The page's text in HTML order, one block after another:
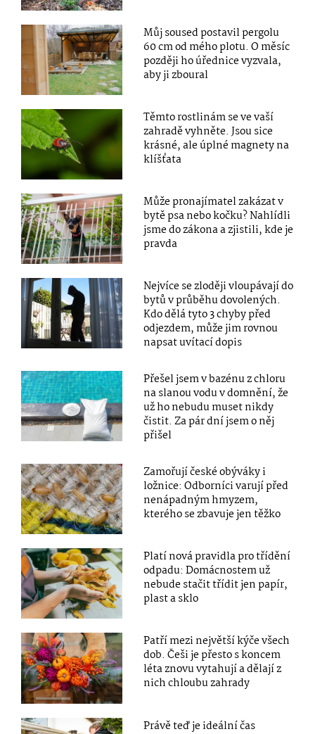
Můj soused postavil pergolu
60 cm od mého plotu. O měsíc
později ho úřednice vyzvala,
aby ji zboural
Těmto rostlinám se ve vaší
zahradě vyhněte. Jsou sice
krásné, ale úplné magnety na
klíšťata
Může pronajímatel zakázat v
bytě psa nebo kočku? Nahlídli
jsme do zákona a zjistili, kde je
pravda
Nejvíce se zloději vloupávají do
bytů v průběhu dovolených.
Kdo dělá tyto 3 chyby před
odjezdem, může jim rovnou
napsat uvítací dopis
Přešel jsem v bazénu z chloru
na slanou vodu v domnění, že
už ho nebudu muset nikdy
čistit. Za pár dní jsem o něj
přišel
Zamořují české obýváky i
ložnice: Odborníci varují před
nenápadným hmyzem,
kterého se zbavuje jen těžko
Platí nová pravidla pro třídění
odpadu: Domácnostem už
nebude stačit třídit jen papír,
plast a sklo
Patří mezi největší kýče všech
dob. Češi je přesto s koncem
léta znovu vytahují a dělají z
nich chloubu zahrady
Právě teď je ideální čas